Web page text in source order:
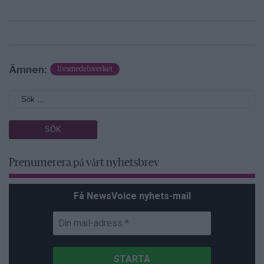
Ämnen: livsmedelsverket
Prenumerera på vårt nyhetsbrev
Få NewsVoice nyhets-mail